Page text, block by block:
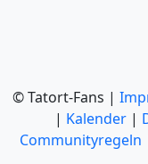
© Tatort-Fans |
| Kalender |
Communityregeln